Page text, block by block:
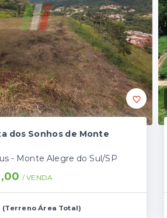
dos Sonhos de Monte
- Monte Alegre do Sul/SP
/ VENDA
(Terreno Área Total)